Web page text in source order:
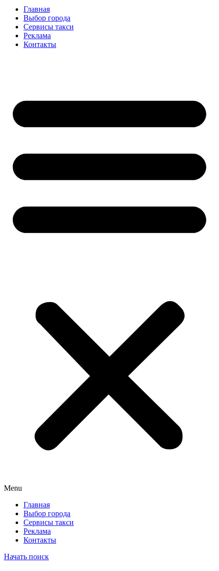
Главная
Выбор города
Сервисы такси
Реклама
Контакты
Menu
Главная
Выбор города
Сервисы такси
Реклама
Контакты
Начать поиск